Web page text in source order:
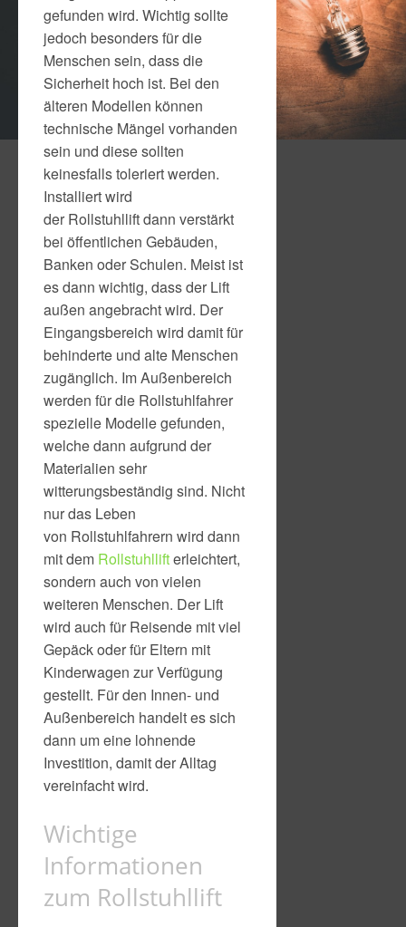
gefunden wird. Wichtig sollte
jedoch besonders für die
Menschen sein, dass die
Sicherheit hoch ist. Bei den
älteren Modellen können
technische Mängel vorhanden
sein und diese sollten
keinesfalls toleriert werden.
Installiert wird
der Rollstuhllift dann verstärkt
bei öffentlichen Gebäuden,
Banken oder Schulen. Meist ist
es dann wichtig, dass der Lift
außen angebracht wird. Der
Eingangsbereich wird damit für
behinderte und alte Menschen
zugänglich. Im Außenbereich
werden für die Rollstuhlfahrer
spezielle Modelle gefunden,
welche dann aufgrund der
Materialien sehr
witterungsbeständig sind. Nicht
nur das Leben
von Rollstuhlfahrern wird dann
mit dem Rollstuhllifterleichtert,
sondern auch von vielen
weiteren Menschen. Der Lift
wird auch für Reisende mit viel
Gepäck oder für Eltern mit
Kinderwagen zur Verfügung
gestellt. Für den Innen- und
Außenbereich handelt es sich
dann um eine lohnende
Investition, damit der Alltag
vereinfacht wird.
Wichtige
Informationen
zum Rollstuhllift